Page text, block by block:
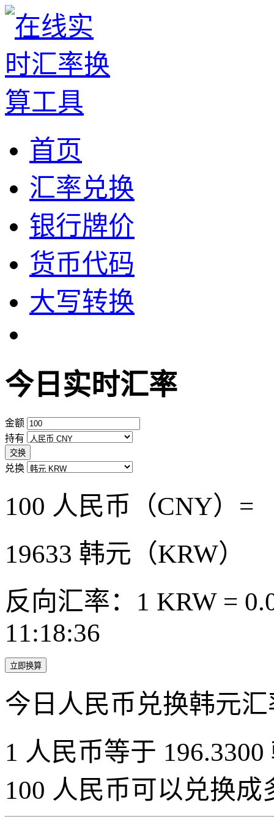
首页
汇率兑换
银行牌价
货币代码
大写转换
今日实时汇率
金额
持有
交换
兑换
100 人民币（CNY）=
19633 韩元（KRW）
反向汇率：1 KRW =
11:18:36
立即换算
今日人民币兑换韩元
1 人民币等于
100 人民币可以兑换成